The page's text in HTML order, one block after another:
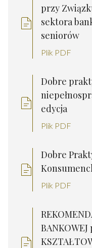
przy
sektora
seniorów
Plik PDF
Dobre
edycja
Plik PDF
Dobre
Plik PDF